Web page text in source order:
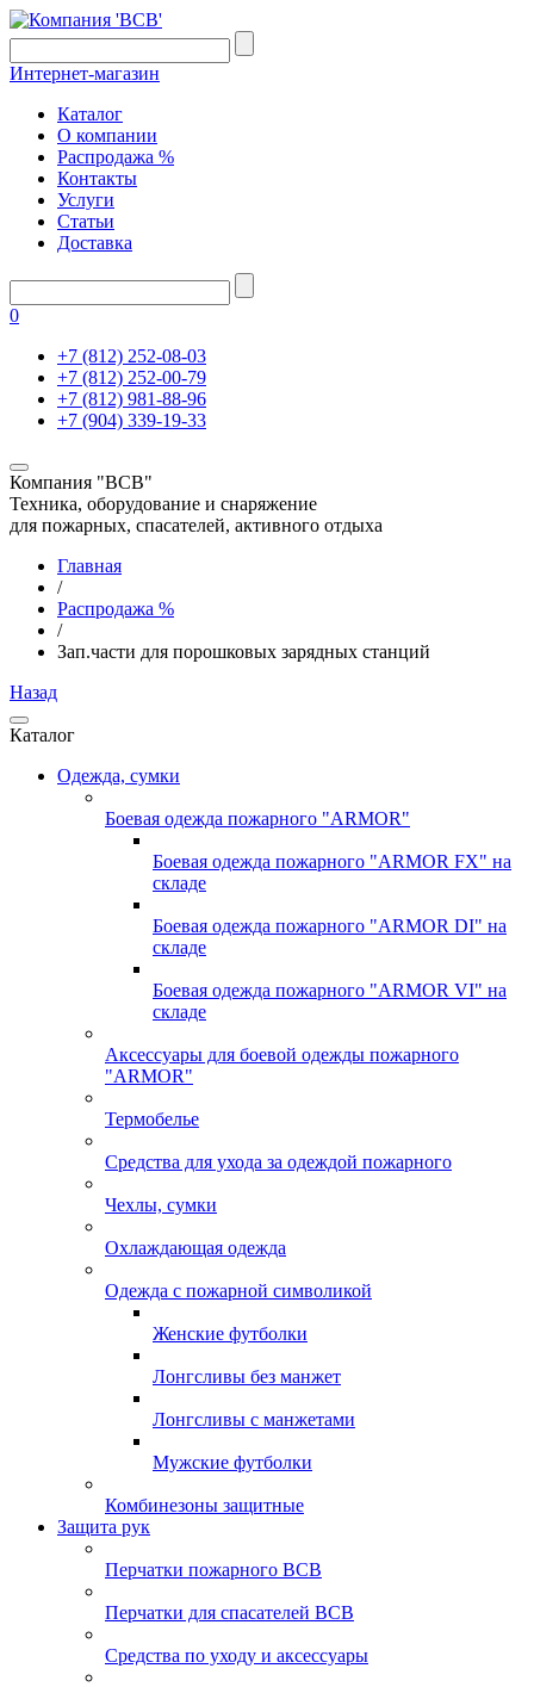
Интернет-магазин
Каталог
О компании
Распродажа %
Контакты
Услуги
Статьи
Доставка
0
+7 (812) 252-08-03
+7 (812) 252-00-79
+7 (812) 981-88-96
+7 (904) 339-19-33
Компания "ВСВ"
Техника, оборудование и снаряжение
для пожарных, спасателей, активного отдыха
Главная
/
Распродажа %
/
Зап.части для порошковых зарядных станций
Назад
Каталог
Одежда, сумки
Боевая одежда пожарного "ARMOR"
Боевая одежда пожарного "ARMOR FX" на
складе
Боевая одежда пожарного "ARMOR DI" на
складе
Боевая одежда пожарного "ARMOR VI" на
складе
Аксессуары для боевой одежды пожарного
"ARMOR"
Термобелье
Средства для ухода за одеждой пожарного
Чехлы, сумки
Охлаждающая одежда
Одежда с пожарной символикой
Женские футболки
Лонгсливы без манжет
Лонгсливы с манжетами
Мужские футболки
Комбинезоны защитные
Защита рук
Перчатки пожарного ВСВ
Перчатки для спасателей ВСВ
Средства по уходу и аксессуары